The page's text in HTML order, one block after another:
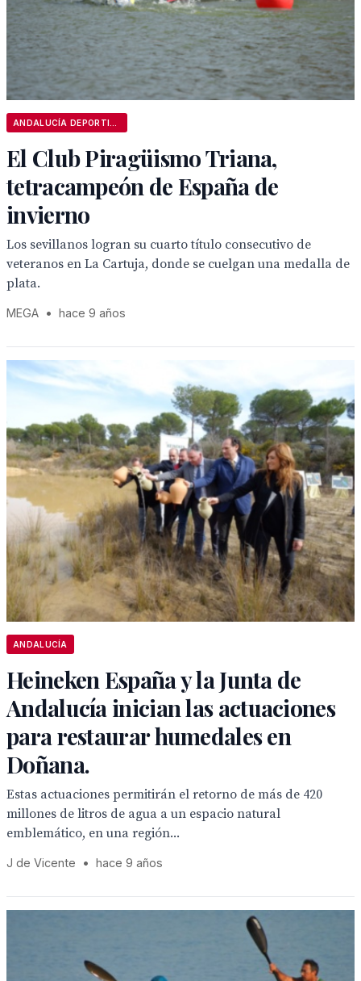
El Club Piragüismo Triana,
tetracampeón de España de
invierno
Los sevillanos logran su cuarto título consecutivo de
veteranos en La Cartuja, donde se cuelgan una medalla de
plata.
MEGA • hace 9 años
ANDALUCÍA
Heineken España y la Junta de
Andalucía inician las actuaciones
para restaurar humedales en
Doñana.
Estas actuaciones permitirán el retorno de más de 420
millones de litros de agua a un espacio natural
emblemático, en una región...
J de Vicente • hace 9 años